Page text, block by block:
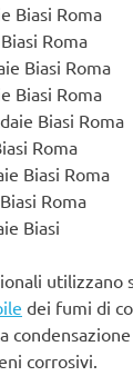
Biasi Roma
Roma
Biasi Roma
Biasi Roma
Biasi Roma
Roma
Biasi Roma
Roma
Biasi
utilizzano
dei fumi di
corrosivi.